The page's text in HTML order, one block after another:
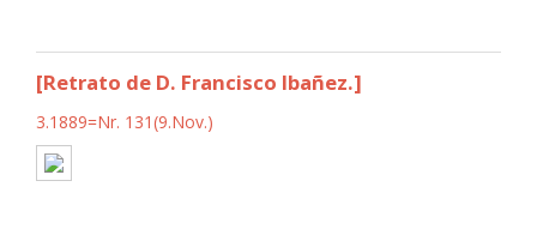
[Retrato de D. Francisco Ibañez.]
3.1889=Nr. 131(9.Nov.)